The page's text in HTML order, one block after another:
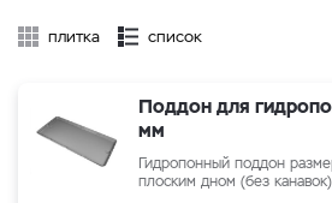
плитка список
Поддон для
мм
Гидропонный поддон
плоским дном (без канавок)